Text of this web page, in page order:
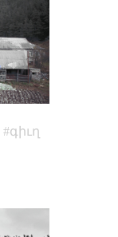
գիւղ